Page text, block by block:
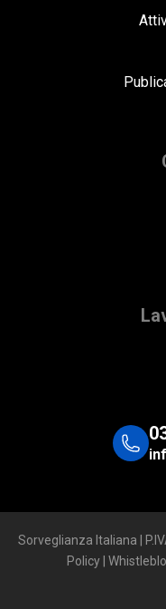
Sorveglianza Italiana |
Policy|